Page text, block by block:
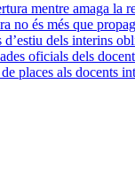
mentre amaga la
és més que
dels interins
oficials dels
places als docents